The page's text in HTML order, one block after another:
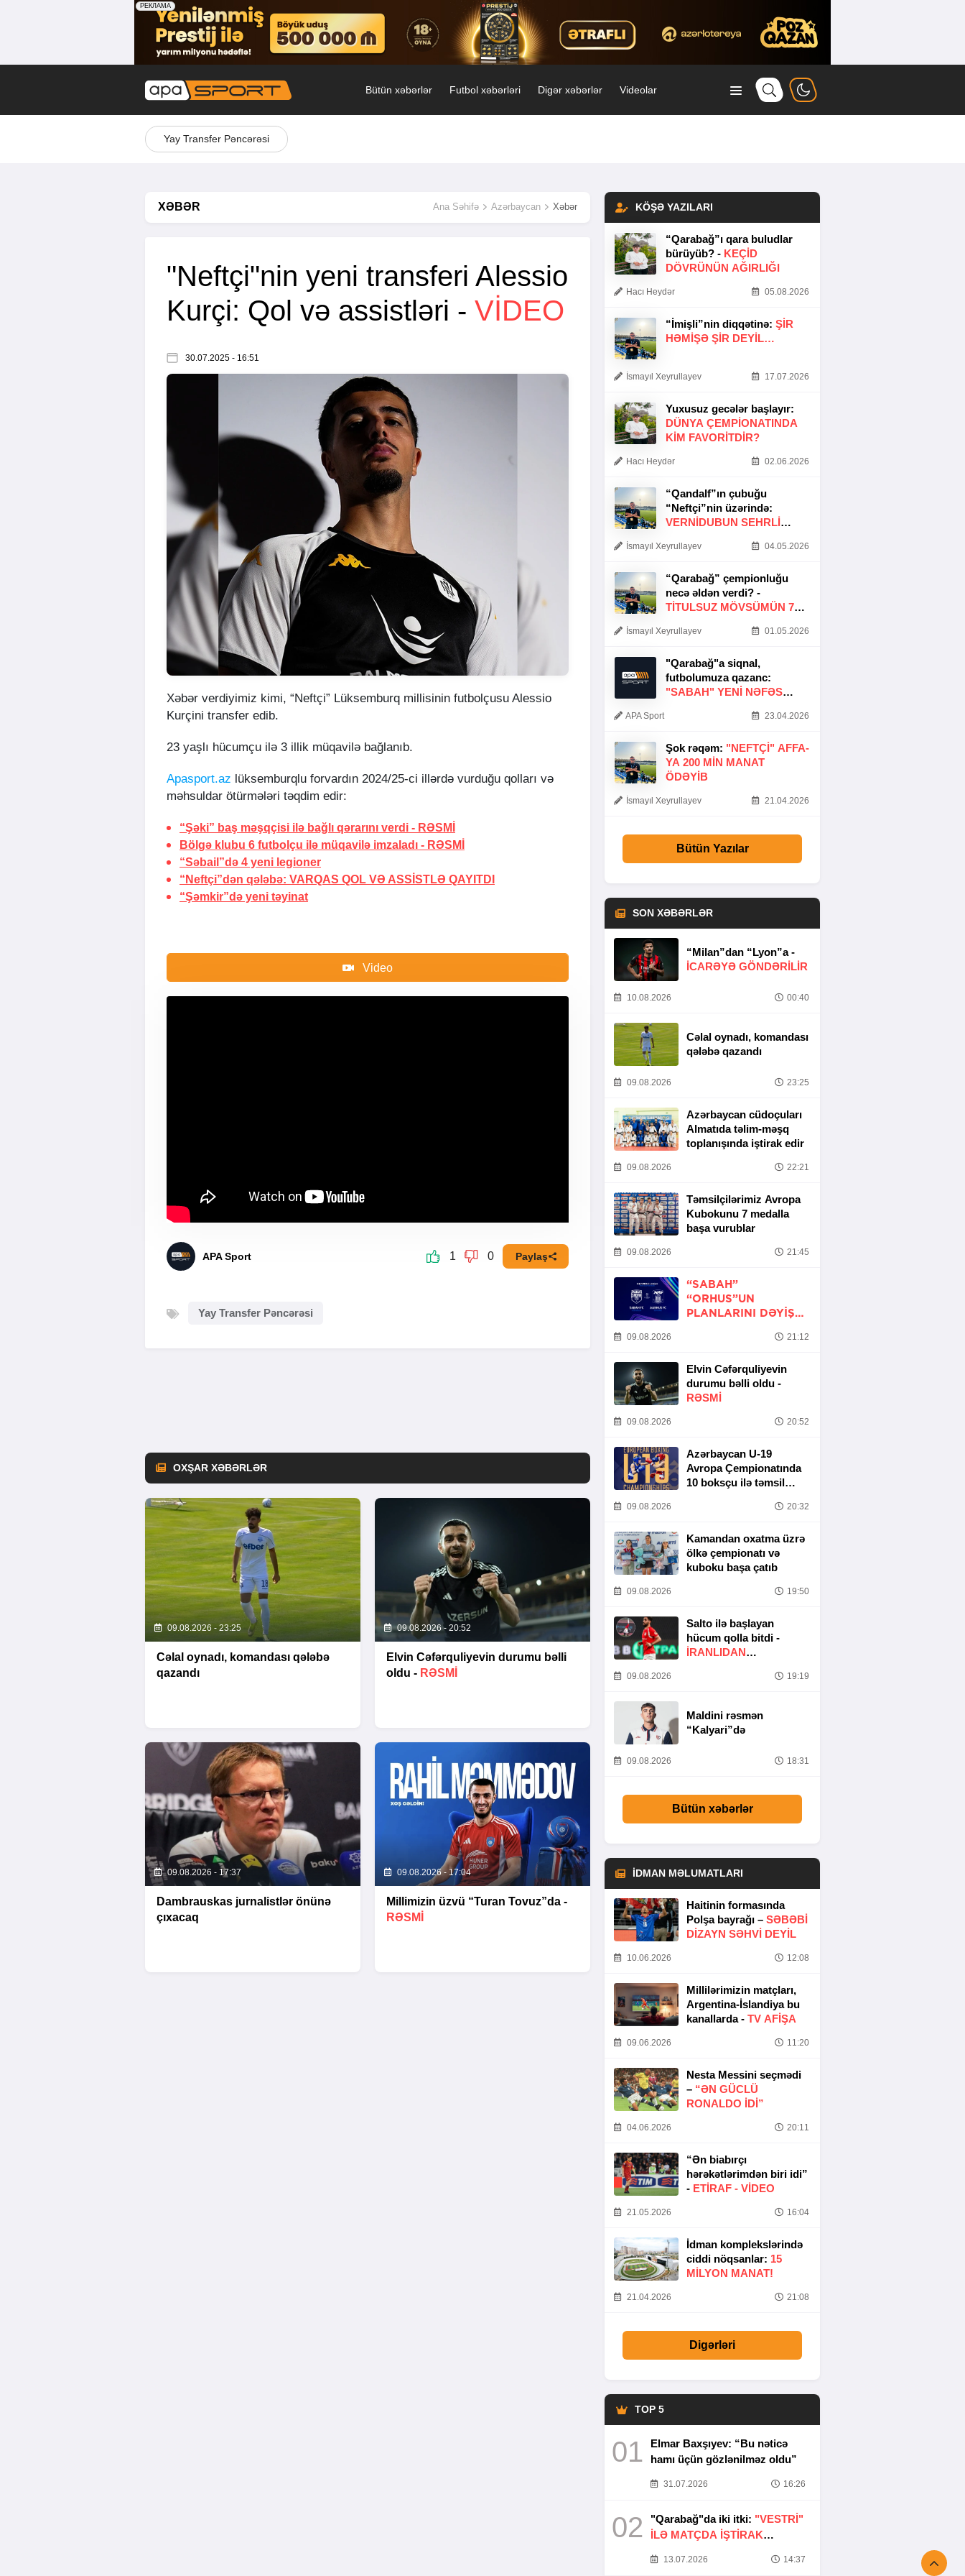
Bütün xəbərlər Futbol xəbərləri Digər xəbərlər Videolar
Yay Transfer Pəncərəsi
XƏBƏR Ana Səhifə Azərbaycan Xəbər
"Neftçi"nin yeni transferi Alessio
Kurçi: Qol və assistləri - VİDEO
30.07.2025 - 16:51
Xəbər verdiyimiz kimi, “Neftçi” Lüksemburq millisinin futbolçusu Alessio
Kurçini transfer edib.
23 yaşlı hücumçu ilə 3 illik müqavilə bağlanıb.
Apasport.az lüksemburqlu forvardın 2024/25-ci illərdə vurduğu qolları və
məhsuldar ötürmələri təqdim edir:
“Şəki” baş məşqçisi ilə bağlı qərarını verdi - RƏSMİ
Bölgə klubu 6 futbolçu ilə müqavilə imzaladı - RƏSMİ
“Səbail”də 4 yeni legioner
“Neftçi”dən qələbə: VARQAS QOL VƏ ASSİSTLƏ QAYITDI
“Şəmkir”də yeni təyinat
Video
APA Sport 1 0 Paylaş
Yay Transfer Pəncərəsi
OXŞAR XƏBƏRLƏR
09.08.2026 - 23:25
Cəlal oynadı, komandası qələbə
qazandı
09.08.2026 - 20:52
Elvin Cəfərquliyevin durumu bəlli
oldu - RƏSMİ
09.08.2026 - 17:37
Dambrauskas jurnalistlər önünə
çıxacaq
09.08.2026 - 17:04
Millimizin üzvü “Turan Tovuz”da -
RƏSMİ
KÖŞƏ YAZILARI
“Qarabağ”ı qara buludlar
bürüyüb? - KEÇID
DÖVRÜNÜN AĞIRLIĞI
Hacı Heydər 05.08.2026
“İmişli”nin diqqətinə: ŞIR
HƏMIŞƏ ŞIR DEYIL…
İsmayıl Xeyrullayev 17.07.2026
Yuxusuz gecələr başlayır:
DÜNYA ÇEMPIONATINDA
KIM FAVORITDIR?
Hacı Heydər 02.06.2026
“Qandalf”ın çubuğu
“Neftçi”nin üzərində:
VERNİDUBUN SEHRLİ
İsmayıl Xeyrullayev 04.05.2026
“Qarabağ” çempionluğu
necə əldən verdi? -
TITULSUZ MÖVSÜMÜN 7
İsmayıl Xeyrullayev 01.05.2026
"Qarabağ"a siqnal,
futbolumuza qazanc:
"SABAH" YENI NƏFƏS
APA Sport 23.04.2026
Şok rəqəm: "NEFTÇI" AFFA-
YA 200 MIN MANAT
ÖDƏYIB
İsmayıl Xeyrullayev 21.04.2026
Bütün Yazılar
SON XƏBƏRLƏR
“Milan”dan “Lyon”a -
İCARƏYƏ GÖNDƏRİLİR
10.08.2026 00:40
Cəlal oynadı, komandası
qələbə qazandı
09.08.2026 23:25
Azərbaycan cüdoçuları
Almatıda təlim-məşq
toplanışında iştirak edir
09.08.2026 22:21
Təmsilçilərimiz Avropa
Kubokunu 7 medalla
başa vurublar
09.08.2026 21:45
“SABAH”
“ORHUS”UN
PLANLARINI DƏYIŞDI
09.08.2026 21:12
Elvin Cəfərquliyevin
durumu bəlli oldu -
RƏSMİ
09.08.2026 20:52
Azərbaycan U-19
Avropa Çempionatında
10 boksçu ilə təmsil
09.08.2026 20:32
Kamandan oxatma üzrə
ölkə çempionatı və
kuboku başa çatıb
09.08.2026 19:50
Salto ilə başlayan
hücum qolla bitdi -
İRANLIDAN
09.08.2026 19:19
Maldini rəsmən
“Kalyari”də
09.08.2026 18:31
Bütün xəbərlər
İDMAN MƏLUMATLARI
Haitinin formasında
Polşa bayrağı – SƏBƏBI
DIZAYN SƏHVI DEYIL
10.06.2026 12:08
Millilərimizin matçları,
Argentina-İslandiya bu
kanallarda - TV AFİŞA
09.06.2026 11:20
Nesta Messini seçmədi
– “ƏN GÜCLÜ
RONALDO IDI”
04.06.2026 20:11
“Ən biabırçı
hərəkətlərimdən biri idi”
- ETIRAF - VİDEO
21.05.2026 16:04
İdman komplekslərində
ciddi nöqsanlar: 15
MILYON MANAT!
21.04.2026 21:08
Digərləri
TOP 5
01
Elmar Baxşıyev: “Bu nəticə
hamı üçün gözlənilməz oldu”
31.07.2026 16:26
02 "Qarabağ"da iki itki: "VESTRİ"
İLƏ MATÇDA İŞTİRAK
13.07.2026 14:37